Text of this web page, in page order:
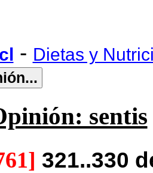
- Dietas y
sentis
321..330